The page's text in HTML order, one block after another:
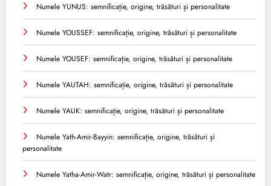
Numele YUNUS: semnificație, origine, trăsături și personalitate
Numele YOUSSEF: semnificație, origine, trăsături și personalitate
Numele YOUSEF: semnificație, origine, trăsături și personalitate
Numele YAUTAH: semnificație, origine, trăsături și personalitate
Numele YAUK: semnificație, origine, trăsături și personalitate
Numele Yath-Amir-Bayyin: semnificație, origine, trăsături și
personalitate
Numele Yatha-Amir-Watr: semnificație, origine, trăsături și personalitate